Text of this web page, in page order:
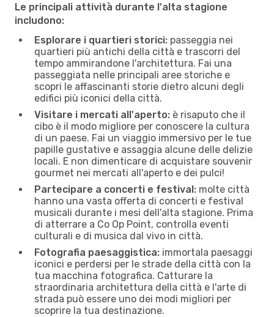
Le principali attività durante l'alta stagione
includono:
Esplorare i quartieri storici: passeggia nei
quartieri più antichi della città e trascorri del
tempo ammirandone l'architettura. Fai una
passeggiata nelle principali aree storiche e
scopri le affascinanti storie dietro alcuni degli
edifici più iconici della città.
Visitare i mercati all'aperto: è risaputo che il
cibo è il modo migliore per conoscere la cultura
di un paese. Fai un viaggio immersivo per le tue
papille gustative e assaggia alcune delle delizie
locali. E non dimenticare di acquistare souvenir
gourmet nei mercati all'aperto e dei pulci!
Partecipare a concerti e festival: molte città
hanno una vasta offerta di concerti e festival
musicali durante i mesi dell'alta stagione. Prima
di atterrare a Co Op Point, controlla eventi
culturali e di musica dal vivo in città.
Fotografia paesaggistica: immortala paesaggi
iconici e perdersi per le strade della città con la
tua macchina fotografica. Catturare la
straordinaria architettura della città e l'arte di
strada può essere uno dei modi migliori per
scoprire la tua destinazione.